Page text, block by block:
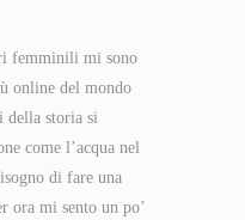
femminili mi sono
online del mondo
della storia si
come l’acqua nel
di fare una
ora mi sento un po’